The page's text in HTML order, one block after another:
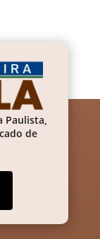
Paulista,
de